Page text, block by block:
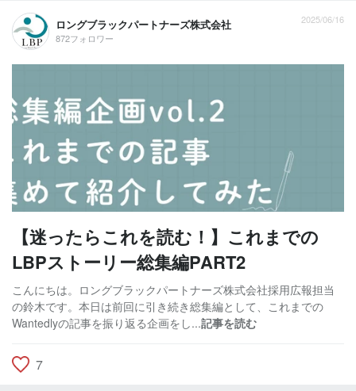
ロングブラックパートナーズ株式会社
872フォロワー
2025/06/16
【迷ったらこれを読む！】これまでの
LBPストーリー総集編PART2
こんにちは。ロングブラックパートナーズ株式会社採用広報担当
の鈴木です。本日は前回に引き続き総集編として、これまでの
Wantedlyの記事を振り返る企画をし...記事を読む
7